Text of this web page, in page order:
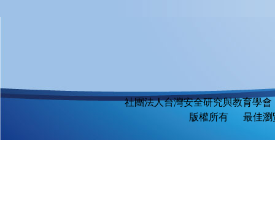
社團法人台灣安全研究與教育學會
版權所有 最佳瀏